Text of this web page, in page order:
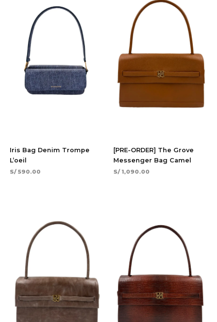
Iris Bag Denim Trompe
L’oeil
S/ 590.00
[PRE-ORDER] The Grove
Messenger Bag Camel
S/ 1,090.00